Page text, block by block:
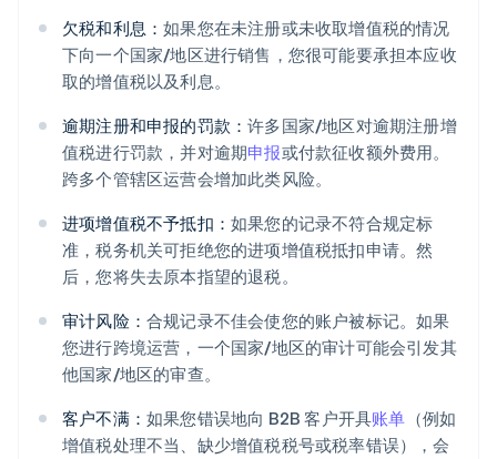
欠税和利息：如果您在未注册或未收取增值税的情况
下向一个国家/地区进行销售，您很可能要承担本应收
取的增值税以及利息。
逾期注册和申报的罚款：许多国家/地区对逾期注册增
值税进行罚款，并对逾期申报或付款征收额外费用。
跨多个管辖区运营会增加此类风险。
进项增值税不予抵扣： 如果您的记录不符合规定标
准，税务机关可拒绝您的进项增值税抵扣申请。然
后，您将失去原本指望的退税。
审计风险： 合规记录不佳会使您的账户被标记。如果
您进行跨境运营，一个国家/地区的审计可能会引发其
他国家/地区的审查。
客户不满： 如果您错误地向 B2B 客户开具账单 （例如
增值税处理不当、缺少增值税税号或税率错误），会